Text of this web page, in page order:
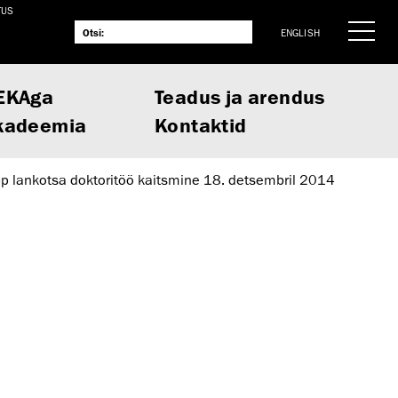
ENGLISH
Teadus ja arendus
Kontaktid
lankotsa doktoritöö kaitsmine 18. detsembril 2014